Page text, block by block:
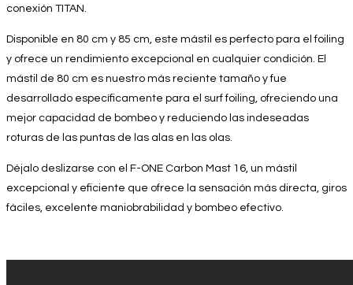
conexión TITAN.
Disponible en 80 cm y 85 cm, este mástil es perfecto para el foiling
y ofrece un rendimiento excepcional en cualquier condición. El
mástil de 80 cm es nuestro más reciente tamaño y fue
desarrollado específicamente para el surf foiling, ofreciendo una
mejor capacidad de bombeo y reduciendo las indeseadas
roturas de las puntas de las alas en las olas.
Déjalo deslizarse con el F-ONE Carbon Mast 16, un mástil
excepcional y eficiente que ofrece la sensación más directa, giros
fáciles, excelente maniobrabilidad y bombeo efectivo.